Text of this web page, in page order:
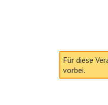
Für diese
vorbei.